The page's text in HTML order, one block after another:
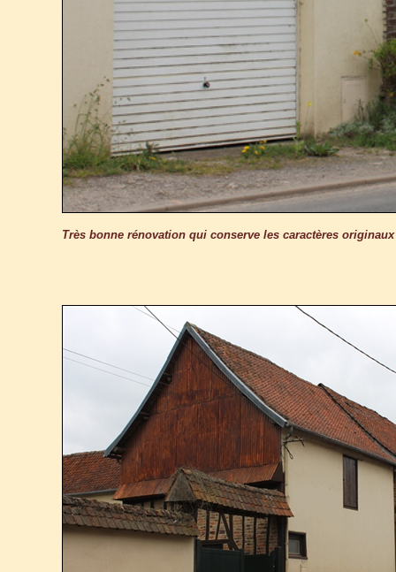
Très bonne rénovation qui conserve les caractères